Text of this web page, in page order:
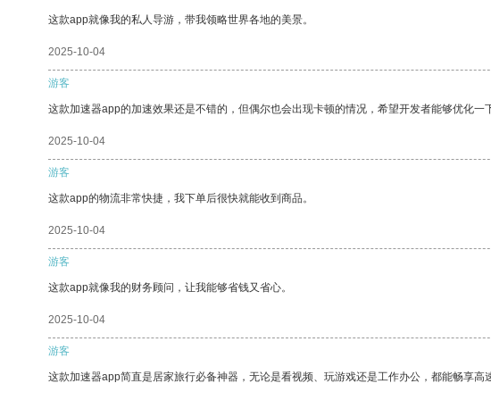
这款app就像我的私人导游，带我领略世界各地的美景。
2025-10-04
游客
这款加速器app的加速效果还是不错的，但偶尔也会出现卡顿的情况，希望开发者能够优化一
2025-10-04
游客
这款app的物流非常快捷，我下单后很快就能收到商品。
2025-10-04
游客
这款app就像我的财务顾问，让我能够省钱又省心。
2025-10-04
游客
这款加速器app简直是居家旅行必备神器，无论是看视频、玩游戏还是工作办公，都能畅享高